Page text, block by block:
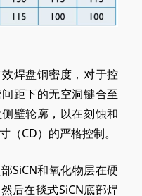
焊盘铜密度，对于控
距下的无空洞键合至
壁轮廓，以在刻蚀和
（CD）的严格控制。
SiCN和氧化物层在硬
后在毯式SiCN底部焊